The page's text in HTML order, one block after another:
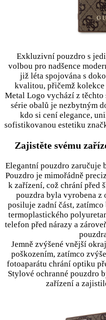
Exkluzivní pouzdro s
volbou pro nadšence
již léta spojována s
kvalitou, přičemž
Metal Logo vychází z
série obalů je nezbytným
kdo si cení elegance,
sofistikovanou estetiku
Zajistěte svému
Elegantní pouzdro zaručuje
Pouzdro je mimořádně
k zařízení, což chrání před
pouzdra byla vyrobena
posiluje zadní část,
termoplastického
telefon před nárazy a
Jemně zvýšené vnější
poškozením, zatímco
fotoaparátu chrání optiku
Stylové ochranné pouzdro
zařízení a